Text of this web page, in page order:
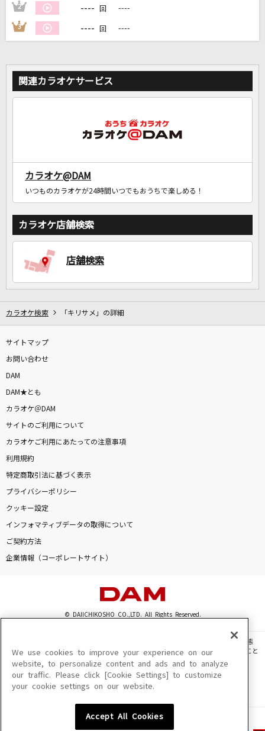
2 ---- 回 ----
3 ---- 回 ----
関連カラオケサービス
カラオケ@DAM
いつものカラオケが24時間いつでもおうちで楽しめる！
カラオケ店舗検索
店舗検索
カラオケ検索 「キリサメ」の詳細
サイトマップ
お問い合わせ
DAM
DAM★とも
カラオケ＠DAM
サイトのご利用について
カラオケご利用にあたっての注意事項
利用規約
特定商取引法に基づく表示
プライバシーポリシー
クッキー設定
インフォマティブデータの取得について
ご契約方法
企業情報（コーポレートサイト）
© DAIICHIKOSHO CO.,LTD. All Rights Reserved.
このサイトに掲載されている一切の文章・画像・写真・動画・音声等を、手段や形態
を問わず、著作権法の定める範囲を超えて無断で複製、転載、ファイル化などすること
を禁じます。
楽曲及びコンテンツは、機種によりご利用いただけない場合があります。
楽曲及びコンテンツの配信日、配信内容が変更になる場合があります。
We use cookies to improve your experience on our
website, to personalize content and ads and to analyze
our traffic. Please click [Cookie Settings] to customize
your cookie settings on our website.
Accept All Cookies